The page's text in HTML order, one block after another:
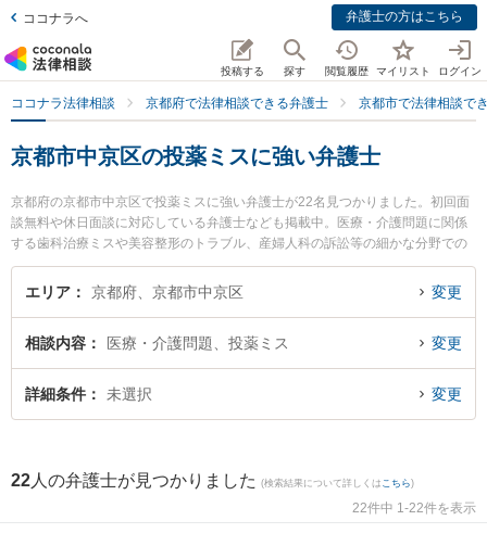
ココナラへ 弁護士の方はこちら
投稿する 探す 閲覧履歴 マイリスト ログイン
ココナラ法律相談 京都府で法律相談できる弁護士 京都市で法律相談で
京都市中京区の投薬ミスに強い弁護士
京都府の京都市中京区で投薬ミスに強い弁護士が22名見つかりました。初回面
談無料や休日面談に対応している弁護士なども掲載中。医療・介護問題に関係
する歯科治療ミスや美容整形のトラブル、産婦人科の訴訟等の細かな分野での
絞り込み検索もでき便利です。特にアクシス法律事務所の大澤 祐紀弁護士や弁
護士法人本江法律事務所 京都オフィスの東 浩作弁護士、弁護士法人富士パート
した投薬ミスのトラブルを今すぐに弁護士に相談したい』『投薬ミスのトラブ
ル解決の実績豊富な近くの弁護士を検索したい』『初回相談無料で投薬ミスを
法律相談できる京都市中京区内の弁護士に相談予約したい』などでお困りの相
エリア 京都府、京都市中京区 変更
相談内容 医療・介護問題、投薬ミス 変更
詳細条件 未選択 変更
22 人の弁護士が見つかりました (検索結果について詳しくは こちら)
22件中 1-22件を表示